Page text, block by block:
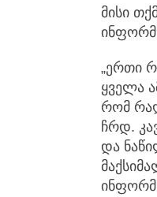
მისი
„ერთი
ყველა
რომ
ჩრდ.
და